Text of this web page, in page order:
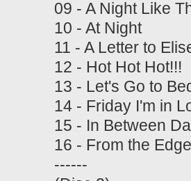
09 - A Night Like
10 - At Night
11 - A Letter to
12 - Hot Hot Hot!!!
13 - Let's Go to
14 - Friday I'm in
15 - In Between
16 - From the
------